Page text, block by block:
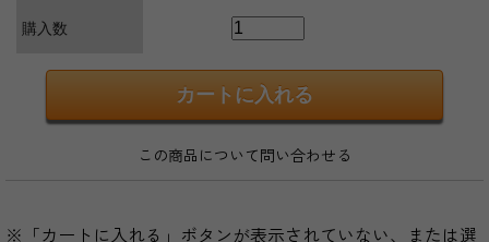
購入数
この商品について問い合わせる
※「カートに入れる」ボタンが表示されていない、または選